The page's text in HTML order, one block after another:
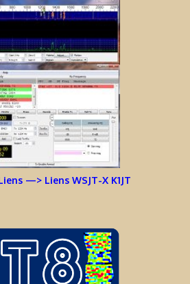
—> Liens WSJT-X K1JT